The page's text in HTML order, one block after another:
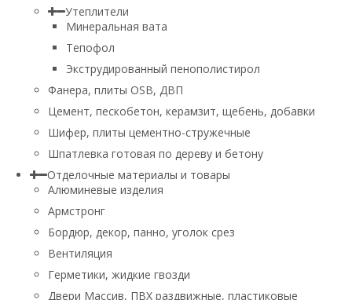
Утеплители
Минеральная вата
Тепофол
Экструдированный пенополистирол
Фанера, плиты OSB, ДВП
Цемент, пескобетон, керамзит, щебень, добавки
Шифер, плиты цементно-стружечные
Шпатлевка готовая по дереву и бетону
Отделочные материалы и товары
Алюминевые изделия
Армстронг
Бордюр, декор, панно, уголок срез
Вентиляция
Герметики, жидкие гвозди
Двери Массив, ПВХ раздвижные, пластиковые